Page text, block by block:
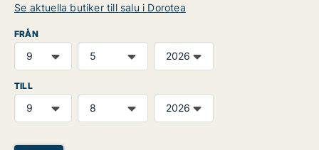
Se aktuella butiker till salu i Dorotea
FRÅN
TILL